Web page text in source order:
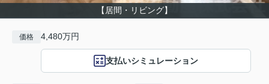
【居間・リビング】
価格 4,480万円
支払いシミュレーション